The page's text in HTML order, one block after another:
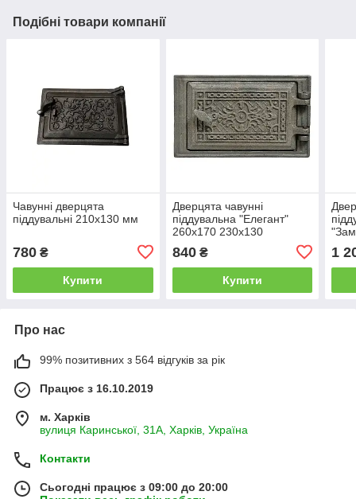
Подібні товари компанії
Чавунні дверцята
піддувальні 210х130 мм
780 ₴
Купити
Дверцята чавунні
піддувальна "Елегант"
260х170 230х130
840₴
Купити
1
Про нас
99% позитивних з 564 відгуків за рік
Працює з 16.10.2019
м. Харків
вулиця Каринської, 31А, Харків, Україна
Контакти
Сьогодні працює з 09:00 до 20:00